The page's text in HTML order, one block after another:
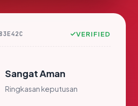
VERIFIED
Sangat Aman
Ringkasan keputusan